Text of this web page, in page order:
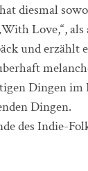
diesmal
Love,“, als
und erzählt
Dingen im
Dingen.
des Indie-